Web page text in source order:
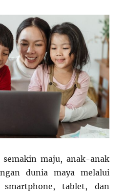
maju, anak-anak
dunia maya melalui
smartphone, tablet, dan